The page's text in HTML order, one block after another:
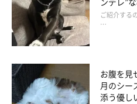
だ迷っているという人、もう迎
た。それぞれが決めればいいこ
悲しい思いをするのかと想像す
ご紹介する
…
お腹を見
月のシー
添う優し